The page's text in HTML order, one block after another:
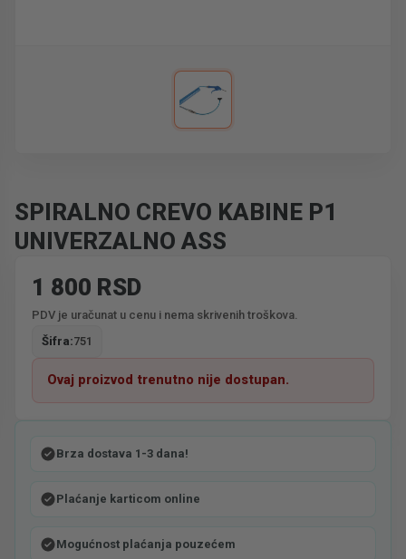
SPIRALNO CREVO KABINE P1
UNIVERZALNO ASS
1 800 RSD
PDV je uračunat u cenu i nema skrivenih troškova.
Šifra:751
Ovaj proizvod trenutno nije dostupan.
Brza dostava 1-3 dana!
Plaćanje karticom online
Mogućnost plaćanja pouzećem